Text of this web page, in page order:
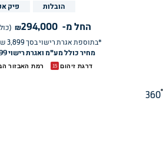
הובלות פיק
החל מ- 294,000
₪
*בתוספת אגרת רישוי בסך 3,899
מחיר כולל מע"מ ואגרת רישוי 297,899 ש"ח
דרגת זיהום 15 רמת האבזור